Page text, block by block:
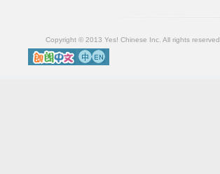
Copyright © 2013 Yes! Chinese Inc. All rights reserved.